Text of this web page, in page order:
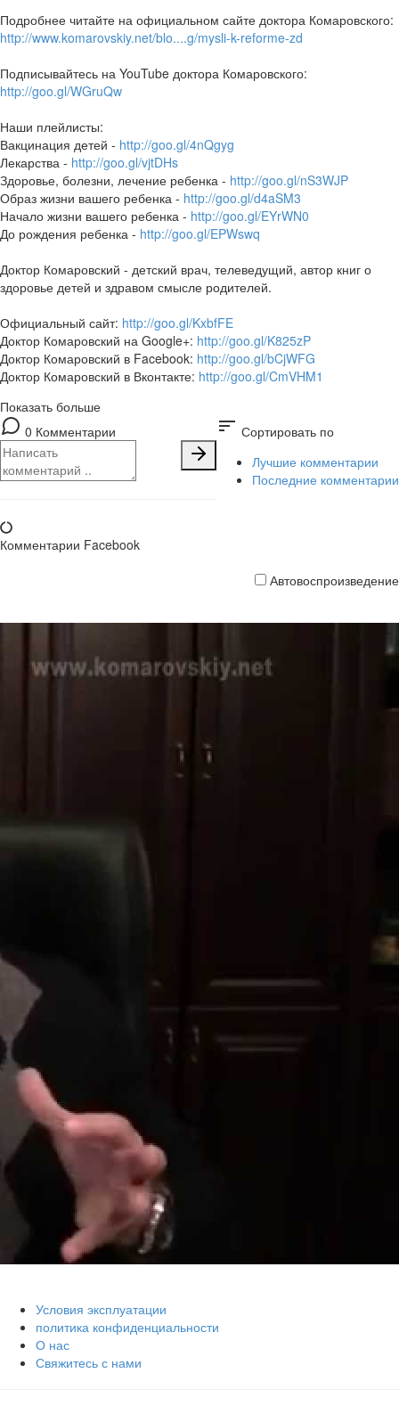
Подробнее читайте на официальном сайте доктора Комаровского:
http://www.komarovskiy.net/blo....g/mysli-k-reforme-zd
Подписывайтесь на YouTube доктора Комаровского:
http://goo.gl/WGruQw
Наши плейлисты:
Вакцинация детей - http://goo.gl/4nQgyg
Лекарства - http://goo.gl/vjtDHs
Здоровье, болезни, лечение ребенка - http://goo.gl/nS3WJP
Образ жизни вашего ребенка - http://goo.gl/d4aSM3
Начало жизни вашего ребенка - http://goo.gl/EYrWN0
До рождения ребенка - http://goo.gl/EPWswq
Доктор Комаровский - детский врач, телеведущий, автор книг о
здоровье детей и здравом смысле родителей.
Официальный сайт: http://goo.gl/KxbfFE
Доктор Комаровский на Google+: http://goo.gl/K825zP
Доктор Комаровский в Facebook: http://goo.gl/bCjWFG
Доктор Комаровский в Вконтакте: http://goo.gl/CmVHM1
Показать больше
0 Комментарии
sort Сортировать по
Лучшие комментарии
Последние комментарии
Комментарии Facebook
Автовоспроизведение
Условия эксплуатации
политика конфиденциальности
О нас
Свяжитесь с нами